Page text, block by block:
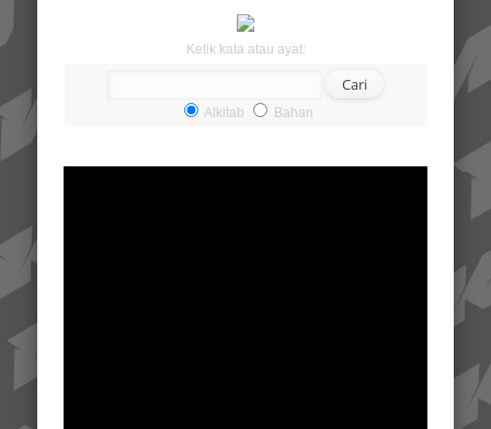
Ketik kata atau ayat:
Alkitab Bahan